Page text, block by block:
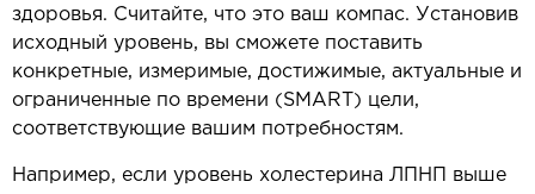
здоровья. Считайте, что это ваш компас. Установив
исходный уровень, вы сможете поставить
конкретные, измеримые, достижимые, актуальные и
ограниченные по времени (SMART) цели,
соответствующие вашим потребностям.
Например, если уровень холестерина ЛПНП выше